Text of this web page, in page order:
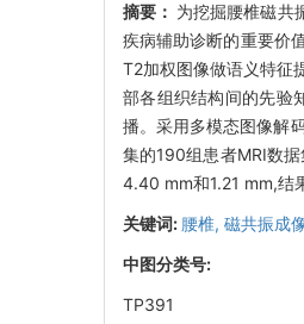
摘要： 为挖掘腰椎磁共
疾病辅助诊断的重要价
T2加权图像做语义特征
部各组织结构间的先验
播。采用多模态图像解
集的190组患者MRI数
4.40 mm和1.21 mm,结
关键词: 腰椎, 磁共振成
中图分类号:
TP391